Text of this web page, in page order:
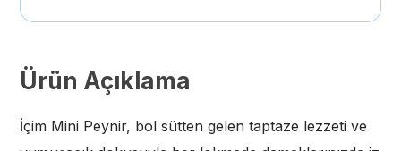
Ürün Açıklama
İçim Mini Peynir, bol sütten gelen taptaze lezzeti ve